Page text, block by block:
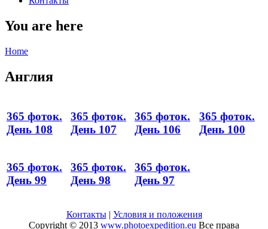
You are here
Home
Англия
365 фоток.
День 108
365 фоток.
День 107
365 фоток.
День 106
365 фоток.
День 100
365 фоток.
День 99
365 фоток.
День 98
365 фоток.
День 97
Контакты| Условия и положения
Copyright © 2013 www.photoexpedition.eu Все права